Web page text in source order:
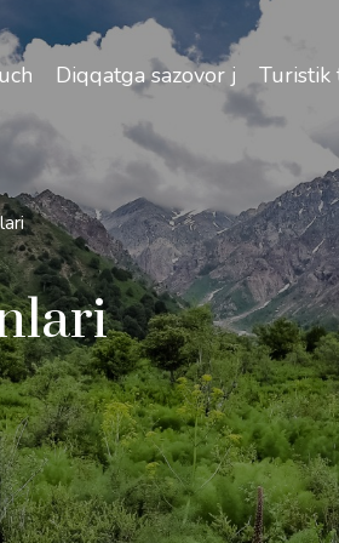
sayohatlarning o'ziga xos
Diqqatga sazovor joylarTuristik